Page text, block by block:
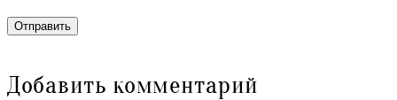
Отправить
Добавить комментарий